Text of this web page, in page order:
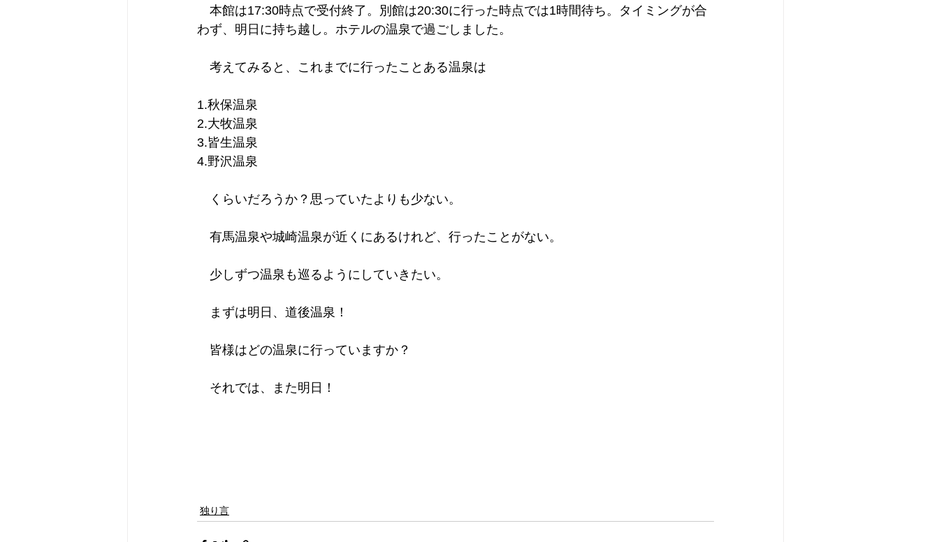
本館は17:30時点で受付終了。別館は20:30に行った時点では1時間待ち。タイミングが合
わず、明日に持ち越し。ホテルの温泉で過ごしました。
考えてみると、これまでに行ったことある温泉は
1.秋保温泉
2.大牧温泉
3.皆生温泉
4.野沢温泉
くらいだろうか？思っていたよりも少ない。
有馬温泉や城崎温泉が近くにあるけれど、行ったことがない。
少しずつ温泉も巡るようにしていきたい。
まずは明日、道後温泉！
皆様はどの温泉に行っていますか？
それでは、また明日！
独り言